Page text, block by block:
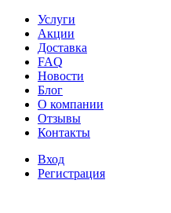
Услуги
Акции
Доставка
FAQ
Новости
Блог
О компании
Отзывы
Контакты
Вход
Регистрация